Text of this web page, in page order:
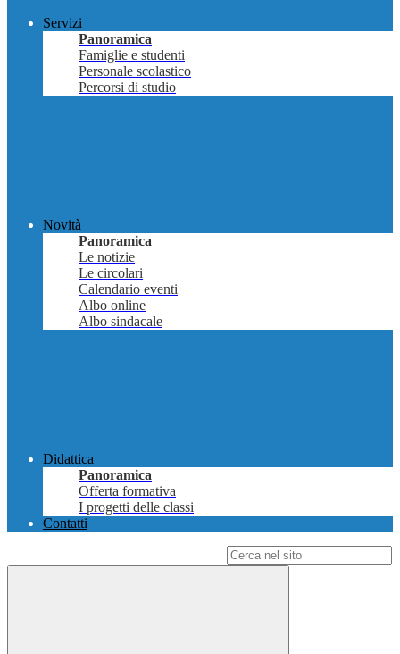
Servizi
Panoramica
Famiglie e studenti
Personale scolastico
Percorsi di studio
Novità
Panoramica
Le notizie
Le circolari
Calendario eventi
Albo online
Albo sindacale
Didattica
Panoramica
Offerta formativa
I progetti delle classi
Contatti